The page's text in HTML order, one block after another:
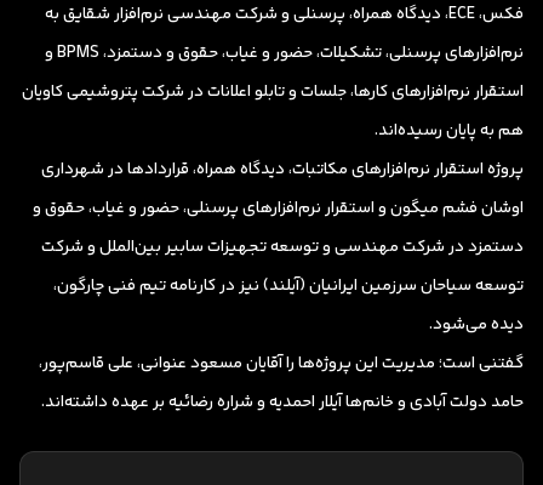
فکس، ECE، دیدگاه همراه، پرسنلی و شرکت مهندسی نرم‌افزار شقایق به
نرم‌افزارهای پرسنلی، تشکیلات، حضور و غیاب، حقوق و دستمزد، BPMS و
استقرار نرم‌افزارهای کارها، جلسات و تابلو اعلانات در شرکت پتروشیمی کاویان
هم به پایان رسیده‌اند.
پروژه استقرار نرم‌افزارهای مکاتبات، دیدگاه همراه، قراردادها در شهرداری
اوشان فشم میگون و استقرار نرم‌افزارهای پرسنلی، حضور و غیاب، حقوق و
دستمزد در شرکت مهندسی و توسعه تجهیزات سابیر بین‌الملل و شرکت
توسعه سیاحان سرزمین ایرانیان (آیلند) نیز در کارنامه تیم فنی چارگون،
دیده می‌شود.
گفتنی است؛ مدیریت این پروژه‌ها را آقایان مسعود عنوانی، علی قاسم‌پور،
حامد دولت آبادی و خانم‌ها آیلار احمدیه و شراره رضائیه بر عهده داشته‌اند.